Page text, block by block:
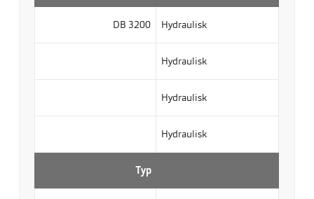
DB 3200 Hydraulisk
Hydraulisk
Hydraulisk
Hydraulisk
Typ